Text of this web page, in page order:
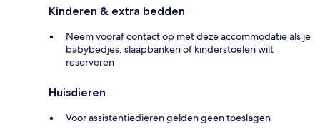
Kinderen & extra bedden
Neem vooraf contact op met deze accommodatie als je
babybedjes, slaapbanken of kinderstoelen wilt
reserveren
Huisdieren
Voor assistentiedieren gelden geen toeslagen